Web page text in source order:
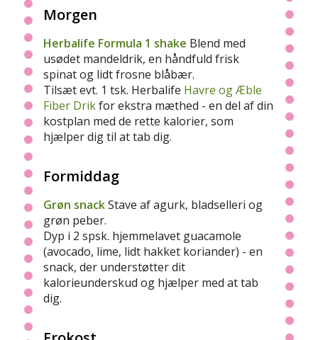
Morgen
Herbalife Formula 1 shake Blend med
usødet mandeldrik, en håndfuld frisk
spinat og lidt frosne blåbær.
Tilsæt evt. 1 tsk. Herbalife Havre og Æble
Fiber Drikfor ekstra mæthed - en del af din
kostplan med de rette kalorier, som
hjælper dig til at tab dig.
Formiddag
Grøn snackStave af agurk, bladselleri og
grøn peber.
Dyp i 2 spsk. hjemmelavet guacamole
(avocado, lime, lidt hakket koriander) - en
snack, der understøtter dit
kalorieunderskud og hjælper med at tab
dig.